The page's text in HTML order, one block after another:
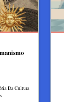
Da Cultura